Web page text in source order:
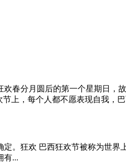
春分月圆后的第一个星期日，
节上，每个人都不愿表现自我，
。狂欢 巴西狂欢节被称为世界
有...